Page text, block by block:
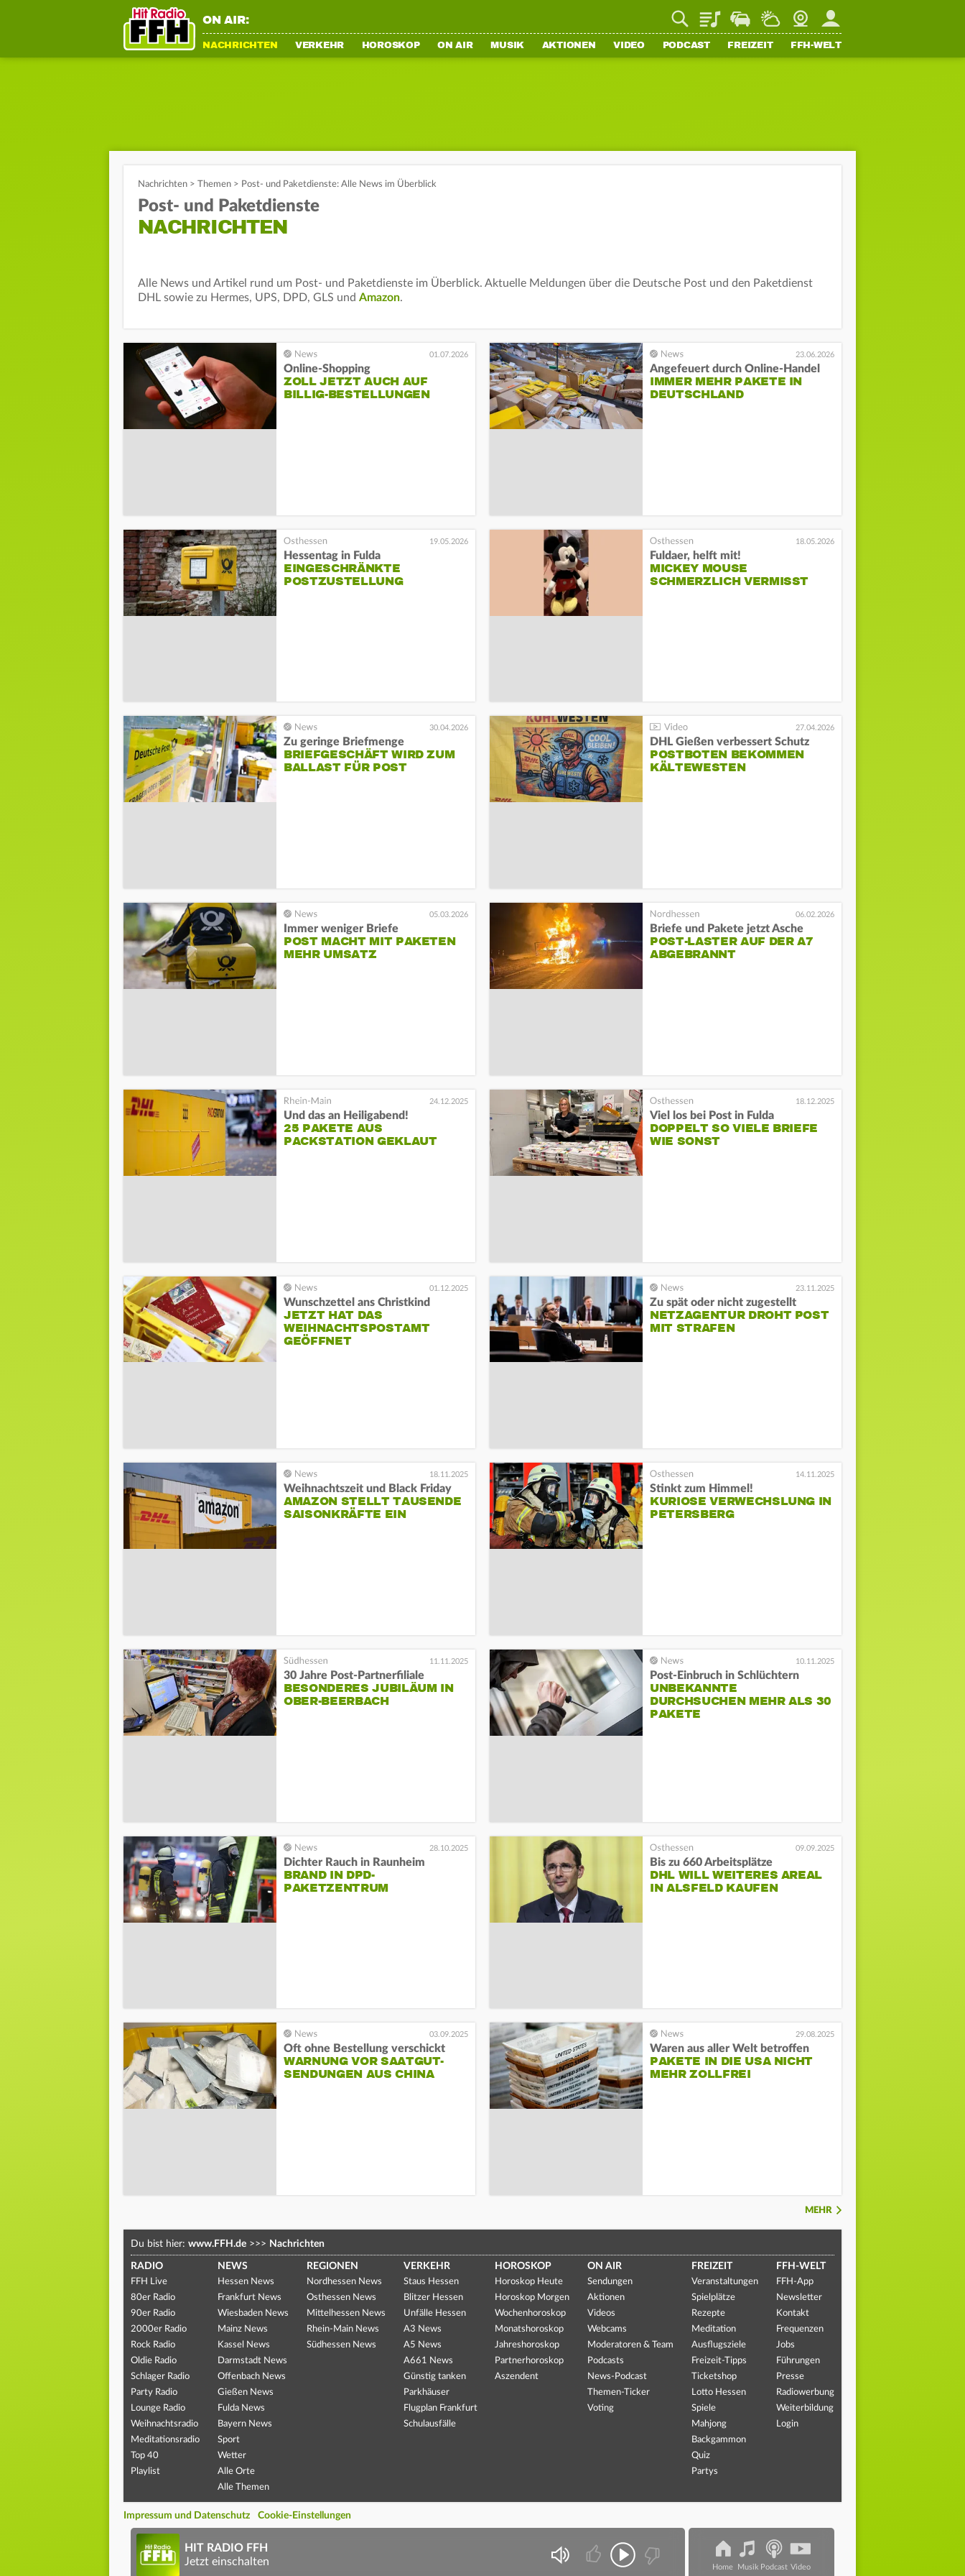
ON AIR: PlaylistStaupilotWetterWebcamMein FFH
NACHRICHTEN VERKEHR HOROSKOP ON AIR MUSIK AKTIONEN VIDEO PODCAST FREIZEIT FFH-WELT
Nachrichten > Themen > Post- und Paketdienste: Alle News im Überblick
Post- und Paketdienste
NACHRICHTEN
Alle News und Artikel rund um Post- und Paketdienste im Überblick. Aktuelle Meldungen über die Deutsche Post und den Paketdienst
DHL sowie zu Hermes, UPS, DPD, GLS und Amazon.
01.07.2026
Online-Shopping
ZOLL JETZT AUCH AUF
BILLIG-BESTELLUNGEN
23.06.2026
Angefeuert durch Online-Handel
IMMER MEHR PAKETE IN
DEUTSCHLAND
19.05.2026
Hessentag in Fulda
EINGESCHRÄNKTE
POSTZUSTELLUNG
18.05.2026
Fuldaer, helft mit!
MICKEY MOUSE
SCHMERZLICH VERMISST
30.04.2026
Zu geringe Briefmenge
BRIEFGESCHÄFT WIRD ZUM
BALLAST FÜR POST
27.04.2026
DHL Gießen verbessert Schutz
POSTBOTEN BEKOMMEN
KÄLTEWESTEN
05.03.2026
Immer weniger Briefe
POST MACHT MIT PAKETEN
MEHR UMSATZ
06.02.2026
Briefe und Pakete jetzt Asche
POST-LASTER AUF DER A7
ABGEBRANNT
24.12.2025
Und das an Heiligabend!
25 PAKETE AUS
PACKSTATION GEKLAUT
18.12.2025
Viel los bei Post in Fulda
DOPPELT SO VIELE BRIEFE
WIE SONST
01.12.2025
Wunschzettel ans Christkind
JETZT HAT DAS
WEIHNACHTSPOSTAMT
GEÖFFNET
23.11.2025
Zu spät oder nicht zugestellt
NETZAGENTUR DROHT POST
MIT STRAFEN
18.11.2025
Weihnachtszeit und Black Friday
AMAZON STELLT TAUSENDE
SAISONKRÄFTE EIN
14.11.2025
Stinkt zum Himmel!
KURIOSE VERWECHSLUNG IN
PETERSBERG
11.11.2025
30 Jahre Post-Partnerfiliale
BESONDERES JUBILÄUM IN
OBER-BEERBACH
10.11.2025
Post-Einbruch in Schlüchtern
UNBEKANNTE
DURCHSUCHEN MEHR ALS 30
PAKETE
28.10.2025
Dichter Rauch in Raunheim
BRAND IN DPD-
PAKETZENTRUM
09.09.2025
Bis zu 660 Arbeitsplätze
DHL WILL WEITERES AREAL
IN ALSFELD KAUFEN
03.09.2025
Oft ohne Bestellung verschickt
WARNUNG VOR SAATGUT-
SENDUNGEN AUS CHINA
29.08.2025
Waren aus aller Welt betroffen
PAKETE IN DIE USA NICHT
MEHR ZOLLFREI
MEHR
Du bist hier: www.FFH.de >>> Nachrichten
RADIO
FFH Live
80er Radio
90er Radio
2000er Radio
Rock Radio
Oldie Radio
Schlager Radio
Party Radio
Lounge Radio
Weihnachtsradio
Meditationsradio
Top 40
Playlist
NEWS
Hessen News
Frankfurt News
Wiesbaden News
Mainz News
Kassel News
Darmstadt News
Offenbach News
Gießen News
Fulda News
Bayern News
Sport
Wetter
Alle Orte
Alle Themen
REGIONEN
Nordhessen News
Osthessen News
Mittelhessen News
Rhein-Main News
Südhessen News
VERKEHR
Staus Hessen
Blitzer Hessen
Unfälle Hessen
A3 News
A5 News
A661 News
Günstig tanken
Parkhäuser
Flugplan Frankfurt
Schulausfälle
HOROSKOP
Horoskop Heute
Horoskop Morgen
Wochenhoroskop
Monatshoroskop
Jahreshoroskop
Partnerhoroskop
Aszendent
ON AIR
Sendungen
Aktionen
Videos
Webcams
Moderatoren & Team
Podcasts
News-Podcast
Themen-Ticker
Voting
FREIZEIT
Veranstaltungen
Spielplätze
Rezepte
Meditation
Ausflugsziele
Freizeit-Tipps
Ticketshop
Lotto Hessen
Spiele
Mahjong
Backgammon
Quiz
Partys
FFH-WELT
FFH-App
Newsletter
Kontakt
Frequenzen
Jobs
Führungen
Presse
Radiowerbung
Weiterbildung
Login
Impressum und Datenschutz Cookie-Einstellungen
HIT RADIO FFH
Jetzt einschalten
Home Musik Podcast Video